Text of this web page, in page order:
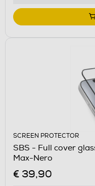
SCREEN PROTECTOR
SBS - Full cover
Max-Nero
€ 39,90